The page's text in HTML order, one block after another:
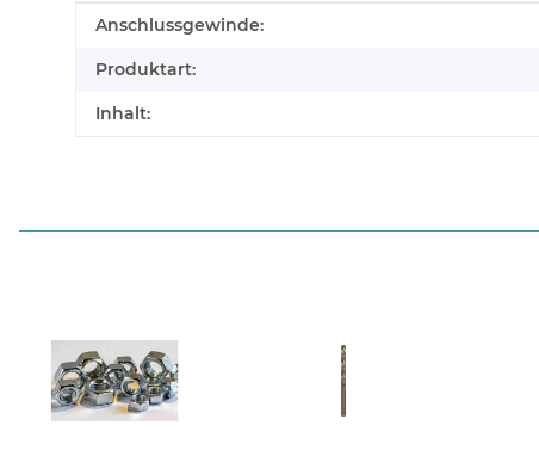
Produkteigenschaft
Wert
Anschlussgewinde:
Produktart:
Inhalt: